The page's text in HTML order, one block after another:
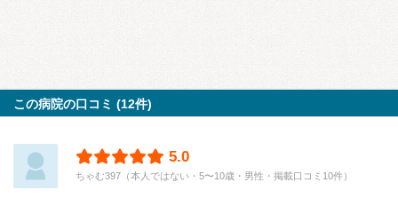
この病院の口コミ (12件)
5.0
ちゃむ397（本人ではない・5〜10歳・男性・掲載口コミ10件）